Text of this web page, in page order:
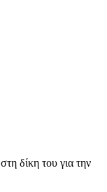
δίκη του για την